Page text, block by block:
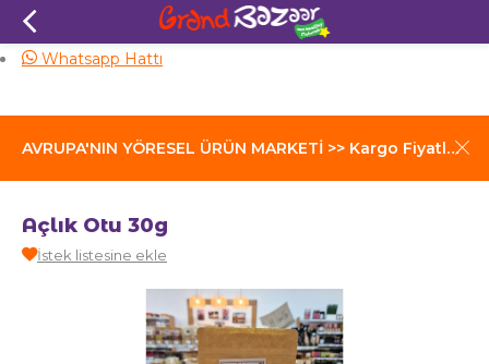
AVRUPA'NIN YÖRESEL ÜRÜN MARKETİ >> Kargo Fiyatları İçin Tıklayınız
Aynı Gün Kargo
Whatsapp Hattı
Açlık Otu 30g
İstek listesine ekle